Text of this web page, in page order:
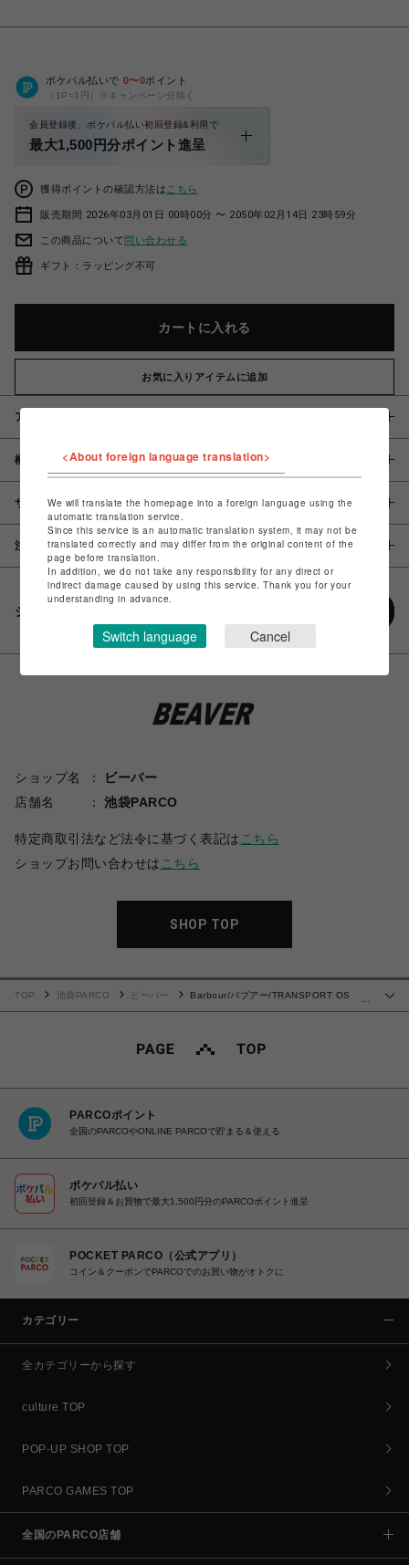
ポケパル払いで 0〜0ポイント
（1P=1円）※キャンペーン分除く
会員登録後、ポケパル払い初回登録&利用で
最大1,500円分ポイント進呈
獲得ポイントの確認方法は こちら
販売期間 2026年03月01日 00時00分 〜 2050年02月14日 23時59分
この商品について問い合わせる
ギフト：ラッピング不可
カートに入れる
お気に入りアイテムに追加
アイテム説明 / 素材
概要
サイズ
注意事項
シェアする
ショップ名
ビーバー
店舗名
池袋PARCO
特定商取引法など法令に基づく表記は こちら
ショップお問い合わせは こちら
SHOP TOP
TOP 池袋PARCO ビーバー
Barbour/バブアー/TRANSPORT OS
PARCOポイント
全国のPARCOやONLINE PARCOで貯まる＆使える
ポケパル払い
初回登録＆お買物で最大1,500円分のPARCOポイント進呈
POCKET PARCO（公式アプリ）
コイン＆クーポンでPARCOでのお買い物がオトクに
カテゴリー
全カテゴリーから探す
culture TOP
POP-UP SHOP TOP
PARCO GAMES TOP
全国のPARCO店舗
<About foreign language translation>
We will translate the homepage into a foreign language using the
automatic translation service.
Since this service is an automatic translation system, it may not be
translated correctly and may differ from the original content of the
page before translation.
In addition, we do not take any responsibility for any direct or
indirect damage caused by using this service. Thank you for your
understanding in advance.
Switch language Cancel